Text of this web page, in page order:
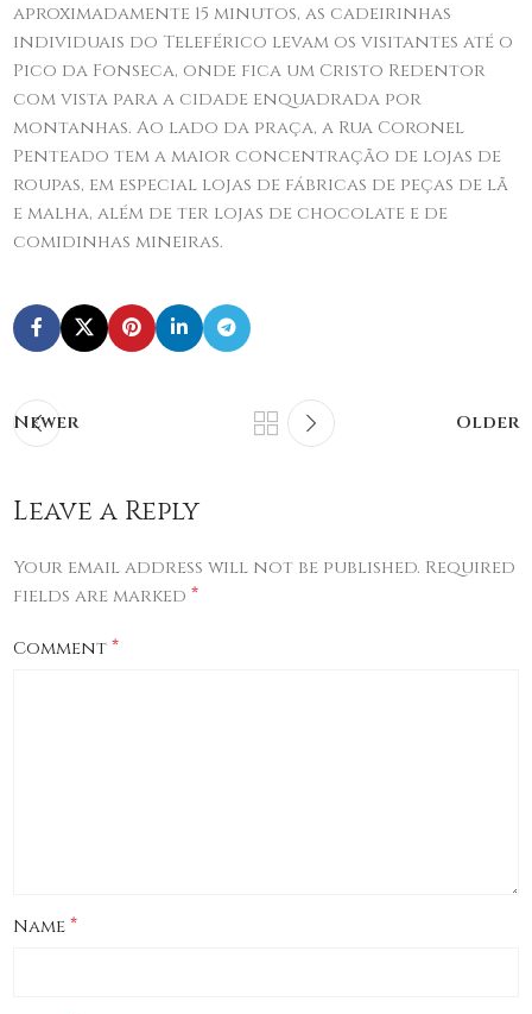
aproximadamente 15 minutos, as cadeirinhas
individuais do Teleférico levam os visitantes até o
Pico da Fonseca, onde fica um Cristo Redentor
com vista para a cidade enquadrada por
montanhas. Ao lado da praça, a Rua Coronel
Penteado tem a maior concentração de lojas de
roupas, em especial lojas de fábricas de peças de lã
e malha, além de ter lojas de chocolate e de
comidinhas mineiras.
Newer Older
Leave a Reply
Your email address will not be published. Required
fields are marked*
Comment*
Name*